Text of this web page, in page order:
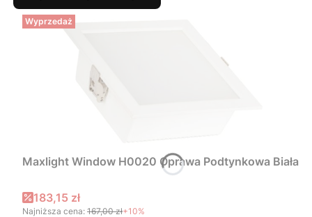
Wyprzedaż
Maxlight Window H0020 Oprawa Podtynkowa Biała
Cena promocyjna
183,15 zł
Najniższa cena: 167,00 zł+10%